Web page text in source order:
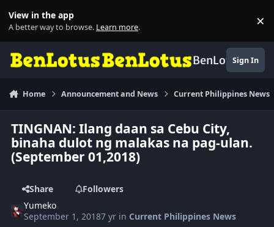
View in the app
A better way to browse. Learn more. ×
BenLotusSign In
Home Announcement and News Current Philippines News
TINGNAN: Ilang daan sa Cebu City,
binaha dulot ng malakas na pag-ulan.
(September 01,2018)
Share
Followers
Yumeko
September 1, 20187 yr in Current Philippines News